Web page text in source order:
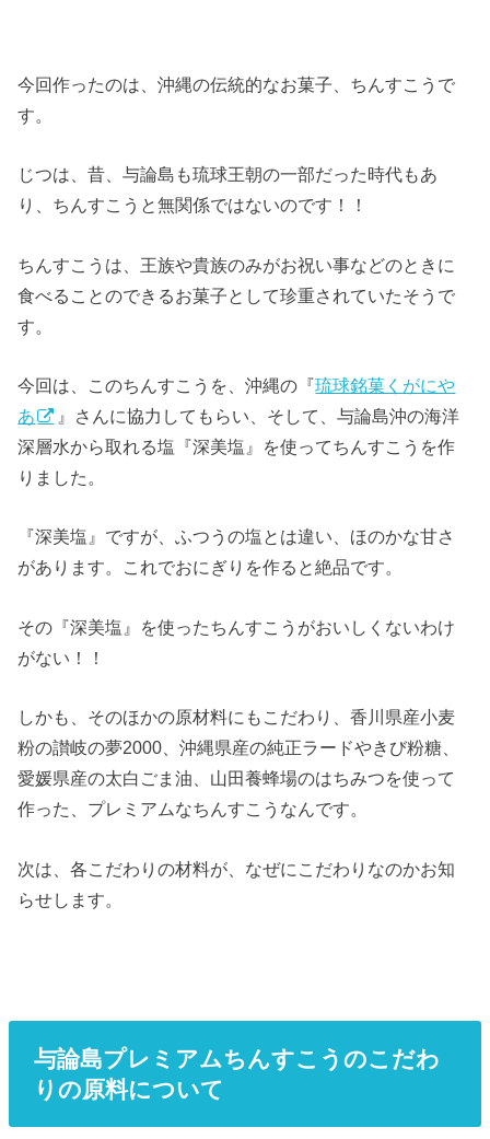
今回作ったのは、沖縄の伝統的なお菓子、ちんすこうで
す。
じつは、昔、与論島も琉球王朝の一部だった時代もあ
り、ちんすこうと無関係ではないのです！！
ちんすこうは、王族や貴族のみがお祝い事などのときに
食べることのできるお菓子として珍重されていたそうで
す。
今回は、このちんすこうを、沖縄の『琉球銘菓くがにや
あ
』さんに協力してもらい、そして、与論島沖の海洋
深層水から取れる塩『深美塩』を使ってちんすこうを作
りました。
『深美塩』ですが、ふつうの塩とは違い、ほのかな甘さ
があります。これでおにぎりを作ると絶品です。
その『深美塩』を使ったちんすこうがおいしくないわけ
がない！！
しかも、そのほかの原材料にもこだわり、香川県産小麦
粉の讃岐の夢2000、沖縄県産の純正ラードやきび粉糖、
愛媛県産の太白ごま油、山田養蜂場のはちみつを使って
作った、プレミアムなちんすこうなんです。
次は、各こだわりの材料が、なぜにこだわりなのかお知
らせします。
与論島プレミアムちんすこうのこだわ
りの原料について